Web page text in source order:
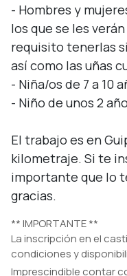
- Hombres y
los que se les
requisito tenerlas
así como las uñas
- Niña/os de 7 a 10
- Niño de unos 2
El trabajo es en
kilometraje. Si te
importante que lo
gracias.
** IMPORTANTE **
La inscripción en el
condiciones y
Imprescindible contar